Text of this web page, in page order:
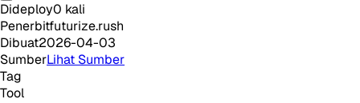
Dideploy0 kali
Penerbitfuturize.rush
Dibuat2026-04-03
SumberLihat Sumber
Tag
Tool